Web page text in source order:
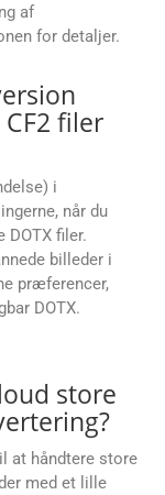
af
for detaljer.
filer
i
når du
DOTX filer.
billeder i
præferencer,
DOTX.
store
at håndtere store
med et lille